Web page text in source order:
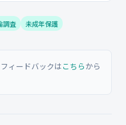
調査 未成年保護
ィードバックはこちらから